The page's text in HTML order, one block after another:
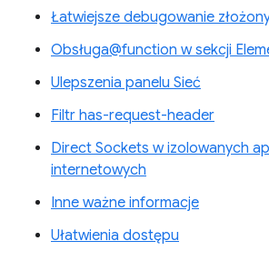
Łatwiejsze debugowanie
Obsługa@function w sekcji
Ulepszenia panelu Sieć
Filtr has-request-header
Direct Sockets w izolowanych
internetowych
Inne ważne informacje
Ułatwienia dostępu